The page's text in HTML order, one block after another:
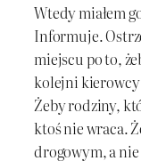
Wtedy miałem
Informuje.
miejscu po to,
kolejni kierowcy
Żeby rodziny,
ktoś nie wraca.
drogowym, a